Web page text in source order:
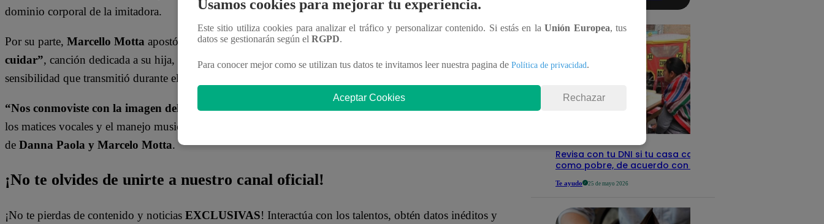
dominio corporal de la imitadora.
Por su parte, Marcello Motta apostó por una faceta distinta y más emocional al interpretar
cuidar”, canción dedicada a su hija, del cantante original. El jurado resaltó la ternura de su propuesta y la
sensibilidad que transmitió durante el show.
“Nos conmoviste con la imagen del padre que se preocupa por los hijos”, señalaron, además de destacar
los matices vocales y el manejo musical del consagrado. Finalmente, las pizarras quedaron divididas: empate
de Danna Paola y Marcelo Motta.
¡No te olvides de unirte a nuestro canal oficial!
¡No te pierdas de contenido y noticias EXCLUSIVAS! Interactúa con los talentos, obtén datos inéditos y
detalles
Revisa con tu DNI si tu casa califica
como pobre, de acuerdo con el Sisfoh
Te ayudo 25 de mayo 2026
Usamos cookies para mejorar tu experiencia.
Este sitio utiliza cookies para analizar el tráfico y personalizar contenido. Si estás en laUnión Europea, tus
datos se gestionarán según el RGPD.
Para conocer mejor como se utilizan tus datos te invitamos leer nuestra pagina de Política de privacidad.
Aceptar Cookies Rechazar